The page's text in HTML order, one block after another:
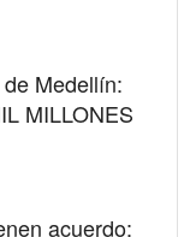
Medellín:
MILLONES
acuerdo: